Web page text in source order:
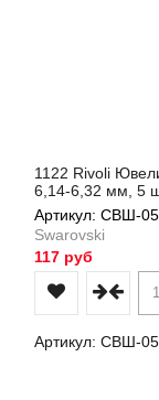
1122 Rivoli
6,14-6,32 мм, 5
Артикул: СВШ-
Swarovski
117 руб
Артикул: СВШ-